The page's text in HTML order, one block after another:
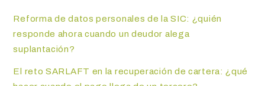
Reforma de datos personales de la SIC: ¿quién
responde ahora cuando un deudor alega
suplantación?
El reto SARLAFT en la recuperación de cartera: ¿qué